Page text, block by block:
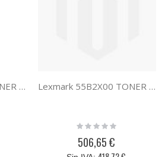
Lexmark 55B2000 TONER PROGRAMA DE RETORNO Lexmark 55B2X00 TONER RETORNABLE 55B2X00
Rating:
506,65 €